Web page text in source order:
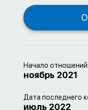
Начало отношений
ноябрь 2021
Дата последнего
июль 2022